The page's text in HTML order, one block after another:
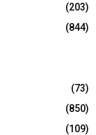
(203)
(844)
(73)
(850)
(109)